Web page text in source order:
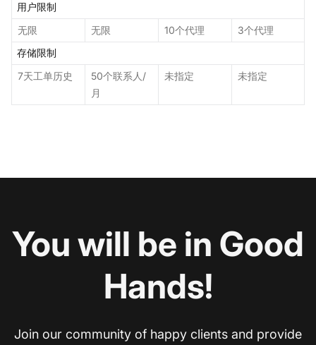
用户限制
无限
无限 10个代理
3个代理
存储限制
7天工单历史
50个联系人/
月
未指定 未指定
You will be in Good
Hands!
Join our community of happy clients and provide